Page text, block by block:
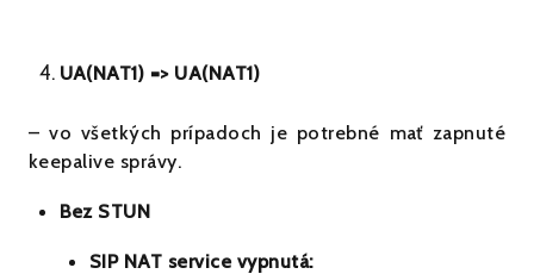
UA(NAT1) => UA(NAT1)
– vo všetkých prípadoch je potrebné mať zapnuté
keepalive správy.
Bez STUN
SIP NAT service vypnutá: